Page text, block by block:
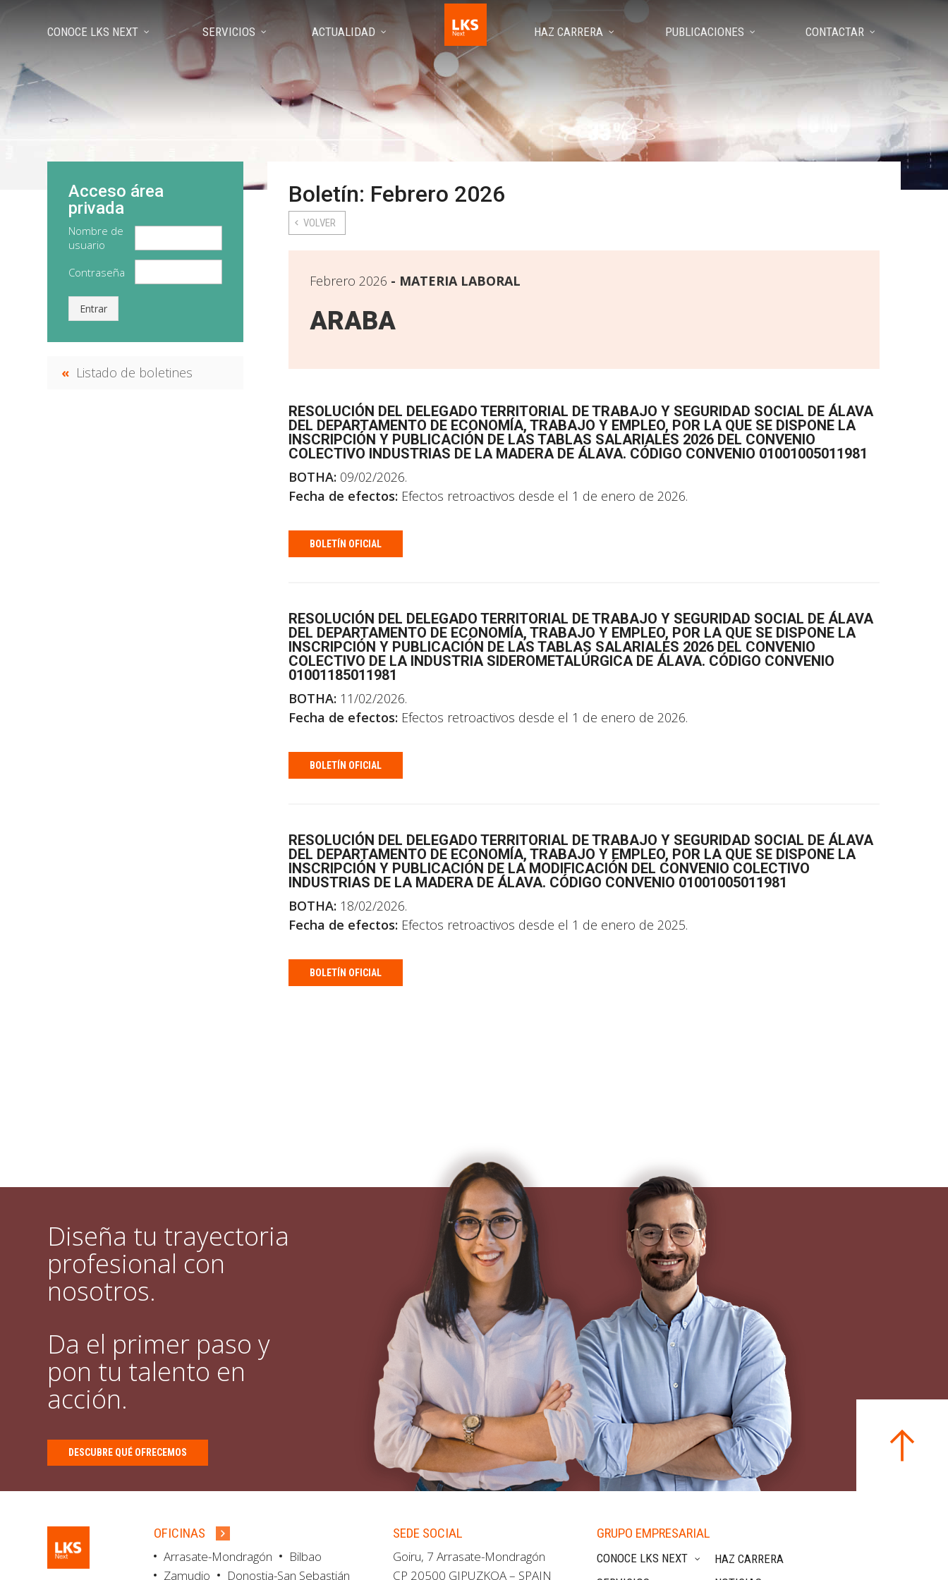
CONOCE LKS NEXT SERVICIOS ACTUALIDAD HAZ CARRERA PUBLICACIONES CONTACTAR
Boletín: Febrero 2026
VOLVER
Febrero 2026 MATERIA LABORAL
ARABA
RESOLUCIÓN DEL DELEGADO TERRITORIAL DE TRABAJO Y SEGURIDAD SOCIAL DE ÁLAVA
DEL DEPARTAMENTO DE ECONOMÍA, TRABAJO Y EMPLEO, POR LA QUE SE DISPONE LA
INSCRIPCIÓN Y PUBLICACIÓN DE LAS TABLAS SALARIALES 2026 DEL CONVENIO
COLECTIVO INDUSTRIAS DE LA MADERA DE ÁLAVA. CÓDIGO CONVENIO 01001005011981
BOTHA: 09/02/2026.
Fecha de efectos: Efectos retroactivos desde el 1 de enero de 2026.
BOLETÍN OFICIAL
RESOLUCIÓN DEL DELEGADO TERRITORIAL DE TRABAJO Y SEGURIDAD SOCIAL DE ÁLAVA
DEL DEPARTAMENTO DE ECONOMÍA, TRABAJO Y EMPLEO, POR LA QUE SE DISPONE LA
INSCRIPCIÓN Y PUBLICACIÓN DE LAS TABLAS SALARIALES 2026 DEL CONVENIO
COLECTIVO DE LA INDUSTRIA SIDEROMETALÚRGICA DE ÁLAVA. CÓDIGO CONVENIO
01001185011981
BOTHA: 11/02/2026.
Fecha de efectos: Efectos retroactivos desde el 1 de enero de 2026.
BOLETÍN OFICIAL
RESOLUCIÓN DEL DELEGADO TERRITORIAL DE TRABAJO Y SEGURIDAD SOCIAL DE ÁLAVA
DEL DEPARTAMENTO DE ECONOMÍA, TRABAJO Y EMPLEO, POR LA QUE SE DISPONE LA
INSCRIPCIÓN Y PUBLICACIÓN DE LA MODIFICACIÓN DEL CONVENIO COLECTIVO
INDUSTRIAS DE LA MADERA DE ÁLAVA. CÓDIGO CONVENIO 01001005011981
BOTHA: 18/02/2026.
Fecha de efectos: Efectos retroactivos desde el 1 de enero de 2025.
BOLETÍN OFICIAL
Acceso área
privada
Nombre de
usuario
Contraseña
Entrar
Listado de boletines
Diseña tu trayectoria
profesional con
nosotros.
Da el primer paso y
pon tu talento en
acción.
DESCUBRE QUÉ OFRECEMOS
OFICINAS
Arrasate-Mondragón
Bilbao
Zamudio
Donostia-San Sebastián
SEDE SOCIAL
Goiru, 7 Arrasate-Mondragón
CP 20500 GIPUZKOA – SPAIN
GRUPO EMPRESARIAL
CONOCE LKS NEXT
HAZ CARRERA